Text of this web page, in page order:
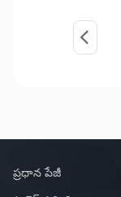
ప్రధాన పేజీ